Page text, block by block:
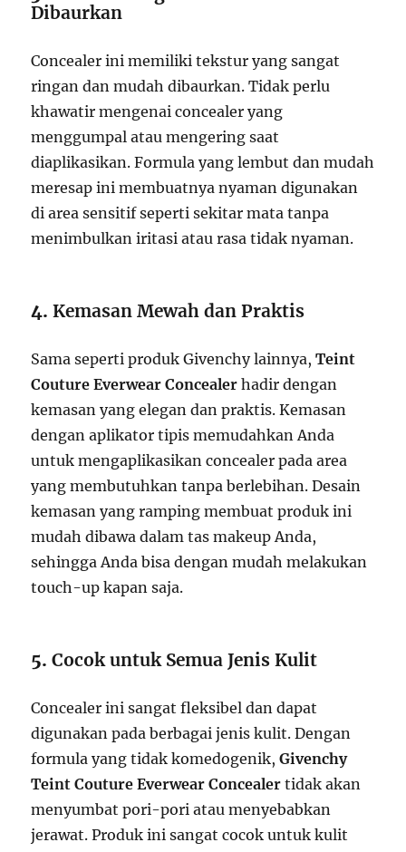
Dibaurkan
Concealer ini memiliki tekstur yang sangat
ringan dan mudah dibaurkan. Tidak perlu
khawatir mengenai concealer yang
menggumpal atau mengering saat
diaplikasikan. Formula yang lembut dan mudah
meresap ini membuatnya nyaman digunakan
di area sensitif seperti sekitar mata tanpa
menimbulkan iritasi atau rasa tidak nyaman.
4.Kemasan Mewah dan Praktis
Sama seperti produk Givenchy lainnya,Teint
Couture Everwear Concealer hadir dengan
kemasan yang elegan dan praktis. Kemasan
dengan aplikator tipis memudahkan Anda
untuk mengaplikasikan concealer pada area
yang membutuhkan tanpa berlebihan. Desain
kemasan yang ramping membuat produk ini
mudah dibawa dalam tas makeup Anda,
sehingga Anda bisa dengan mudah melakukan
touch-up kapan saja.
5.Cocok untuk Semua Jenis Kulit
Concealer ini sangat fleksibel dan dapat
digunakan pada berbagai jenis kulit. Dengan
formula yang tidak komedogenik,Givenchy
Teint Couture Everwear Concealer tidak akan
menyumbat pori-pori atau menyebabkan
jerawat. Produk ini sangat cocok untuk kulit